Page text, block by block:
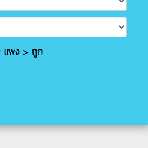
แพง-> ถูก